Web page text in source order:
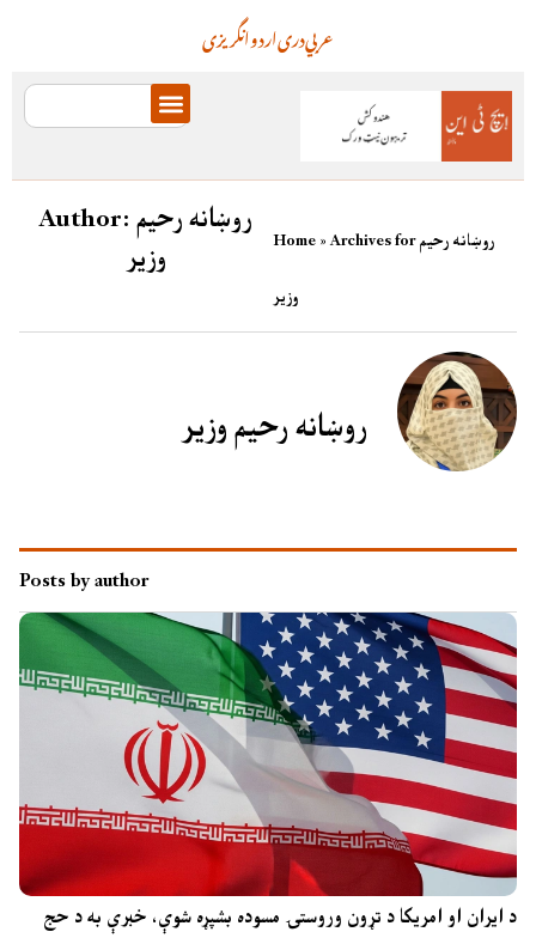
انگریزیاردودریعربي
Author:روښانه رحیم
وزیر Home»Archives for روښانه رحیم
وزیر
روښانه رحیم وزیر
Posts by author
د ایران او امریکا د تړون وروستۍ مسوده بشپړه شوې، خبرې به د حج